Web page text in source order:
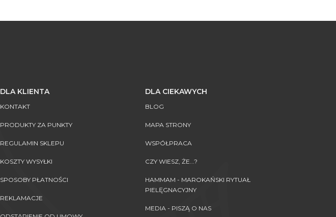
DLA KLIENTA
KONTAKT
PRODUKTY ZA PUNKTY
REGULAMIN SKLEPU
KOSZTY WYSYŁKI
SPOSOBY PŁATNOŚCI
REKLAMACJE
DLA CIEKAWYCH
BLOG
MAPA STRONY
WSPÓŁPRACA
CZY WIESZ, ŻE...?
HAMMAM - MAROKAŃSKI RYTUAŁ
PIELĘGNACYJNY
MEDIA - PISZĄ O NAS